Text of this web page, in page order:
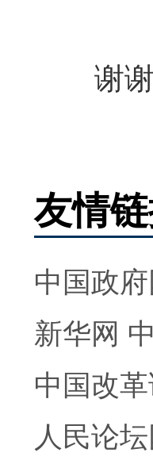
谢谢
友情
中国政
新华网
中国改
人民论